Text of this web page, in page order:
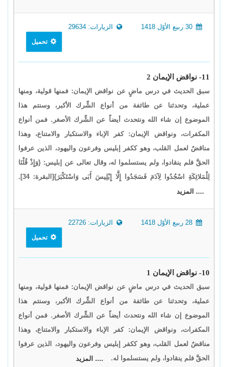
الزيارات: 29634
تحميل
11- نواقض الإيمان 2
سبق الحديث في درس ماضٍ عن نواقض الإيمان: فمنها قولية، ومنها
عملية، وتحدثنا عن طائفة من أنواع الشِّرك الأكبر، وسنتم هذا
الموضوع إن شاء الله ونتحدث أيضاً عن الشِّرك الأصغر. فمن أنواع
المكفرات، ونواقض الإيمان: كفر الإباء والاستكبار والامتناع، وهذا
مناقضٌ لعمل القلب، وهو ككفر إبليس وفرعون واليهود، الذين عرفوا
الحقَّ فلم ينقادوا، ولم يستسلموا له، وقال تعالى عن إبليس: {وَإِذْ قُلْنَا
لِلْمَلائِكَةِ اسْجُدُوا لِآدَمَ فَسَجَدُوا إِلَّا إِبْلِيسَ أَبَى وَاسْتَكْبَرَ}[البقرة: 34].
.... المزيد
الزيارات: 22726
تحميل
10- نواقض الإيمان 1
سبق الحديث في درس ماضٍ عن نواقض الإيمان: فمنها قولية، ومنها
عملية، وتحدثنا عن طائفة من أنواع الشِّرك الأكبر، وسنتم هذا
الموضوع إن شاء الله ونتحدث أيضاً عن الشِّرك الأصغر. فمن أنواع
المكفرات، ونواقض الإيمان: كفر الإباء والاستكبار والامتناع، وهذا
مناقضٌ لعمل القلب، وهو ككفر إبليس وفرعون واليهود، الذين عرفوا
الحقَّ فلم ينقادوا، ولم يستسلموا له.
.... المزيد